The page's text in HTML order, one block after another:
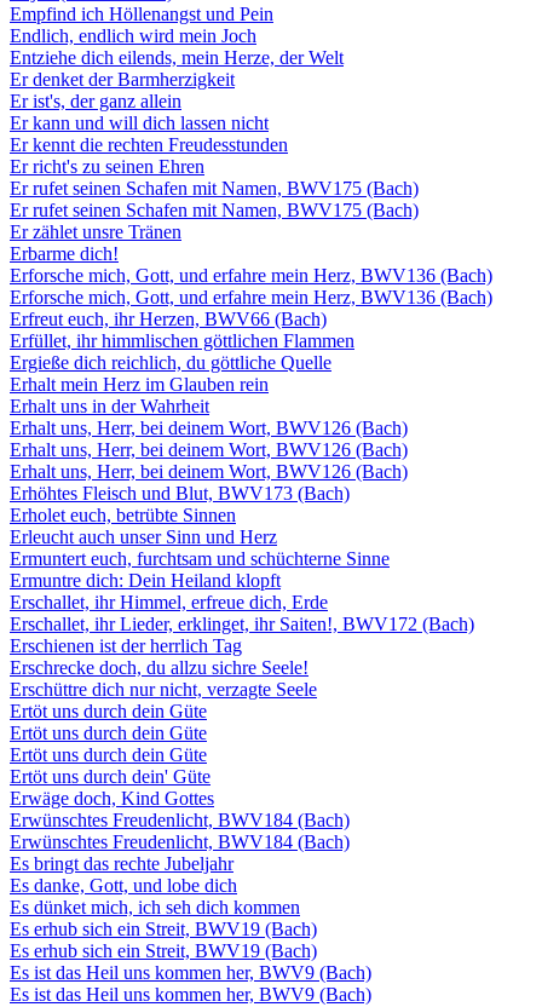
Empfind ich Höllenangst und Pein
Endlich, endlich wird mein Joch
Entziehe dich eilends, mein Herze, der Welt
Er denket der Barmherzigkeit
Er ist's, der ganz allein
Er kann und will dich lassen nicht
Er kennt die rechten Freudesstunden
Er richt's zu seinen Ehren
Er rufet seinen Schafen mit Namen, BWV175 (Bach)
Er rufet seinen Schafen mit Namen, BWV175 (Bach)
Er zählet unsre Tränen
Erbarme dich!
Erforsche mich, Gott, und erfahre mein Herz, BWV136 (Bach)
Erforsche mich, Gott, und erfahre mein Herz, BWV136 (Bach)
Erfreut euch, ihr Herzen, BWV66 (Bach)
Erfüllet, ihr himmlischen göttlichen Flammen
Ergieße dich reichlich, du göttliche Quelle
Erhalt mein Herz im Glauben rein
Erhalt uns in der Wahrheit
Erhalt uns, Herr, bei deinem Wort, BWV126 (Bach)
Erhalt uns, Herr, bei deinem Wort, BWV126 (Bach)
Erhalt uns, Herr, bei deinem Wort, BWV126 (Bach)
Erhöhtes Fleisch und Blut, BWV173 (Bach)
Erholet euch, betrübte Sinnen
Erleucht auch unser Sinn und Herz
Ermuntert euch, furchtsam und schüchterne Sinne
Ermuntre dich: Dein Heiland klopft
Erschallet, ihr Himmel, erfreue dich, Erde
Erschallet, ihr Lieder, erklinget, ihr Saiten!, BWV172 (Bach)
Erschienen ist der herrlich Tag
Erschrecke doch, du allzu sichre Seele!
Erschüttre dich nur nicht, verzagte Seele
Ertöt uns durch dein Güte
Ertöt uns durch dein Güte
Ertöt uns durch dein Güte
Ertöt uns durch dein' Güte
Erwäge doch, Kind Gottes
Erwünschtes Freudenlicht, BWV184 (Bach)
Erwünschtes Freudenlicht, BWV184 (Bach)
Es bringt das rechte Jubeljahr
Es danke, Gott, und lobe dich
Es dünket mich, ich seh dich kommen
Es erhub sich ein Streit, BWV19 (Bach)
Es erhub sich ein Streit, BWV19 (Bach)
Es ist das Heil uns kommen her, BWV9 (Bach)
Es ist das Heil uns kommen her, BWV9 (Bach)